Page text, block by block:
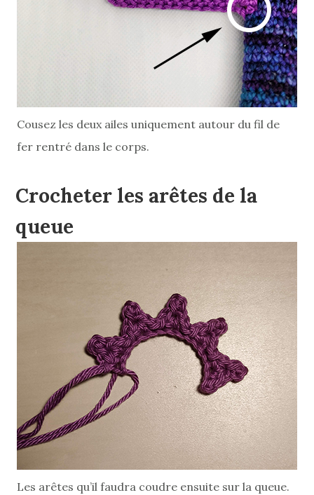
Cousez les deux ailes uniquement autour du fil de
fer rentré dans le corps.
Crocheter les arêtes de la
queue
Les arêtes qu’il faudra coudre ensuite sur la queue.